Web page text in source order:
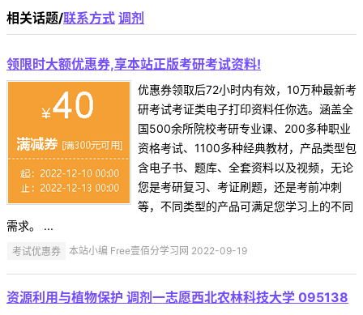
相关话题/联系方式 调剂
领限时大额优惠券,享本站正版考研考试资料!
优惠券领取后72小时内有效，10万种最新考
研考试考证类电子打印资料任你选。涵盖全
国500余所院校考研专业课、200多种职业
资格考试、1100多种经典教材，产品类型包
含电子书、题库、全套资料以及视频，无论
您是考研复习、考证刷题，还是考前冲刺
等，不同类型的产品可满足您学习上的不同
需求。 ...
考试优惠券 本站小编 Free壹佰分学习网 2022-09-19
资源利用与植物保护 调剂一志愿西北农林科技大学 095138